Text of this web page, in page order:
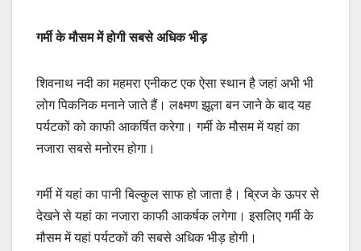
गर्मी के मौसम में होगी सबसे अधिक भीड़
शिवनाथ नदी का महमरा एनीकट एक ऐसा स्थान है जहां अभी भी
लोग पिकनिक मनाने जाते हैं। लक्ष्मण झूला बन जाने के बाद यह
पर्यटकों को काफी आकर्षित करेगा। गर्मी के मौसम में यहां का
नजारा सबसे मनोरम होगा।
गर्मी में यहां का पानी बिल्कुल साफ हो जाता है। ब्रिज के ऊपर से
देखने से यहां का नजारा काफी आकर्षक लगेगा। इसलिए गर्मी के
मौसम में यहां पर्यटकों की सबसे अधिक भीड़ होगी।